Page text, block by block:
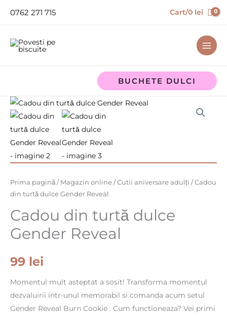
0762 271 715 Cart/0 lei
BUCHETE DULCI
Prima pagină / Magazin online /Cutii aniversare adulți / Cadou
din turtă dulce Gender Reveal
Cadou din turtă dulce
Gender Reveal
99 lei
Momentul mult asteptat a sosit! Transforma momentul
dezvaluirii intr-unul memorabil si comanda acum setul
Gender Reveal Burn Cookie . Cum functioneaza? Vei primi
Cantitate
Cadou
din
turtă
dulce
Reveal